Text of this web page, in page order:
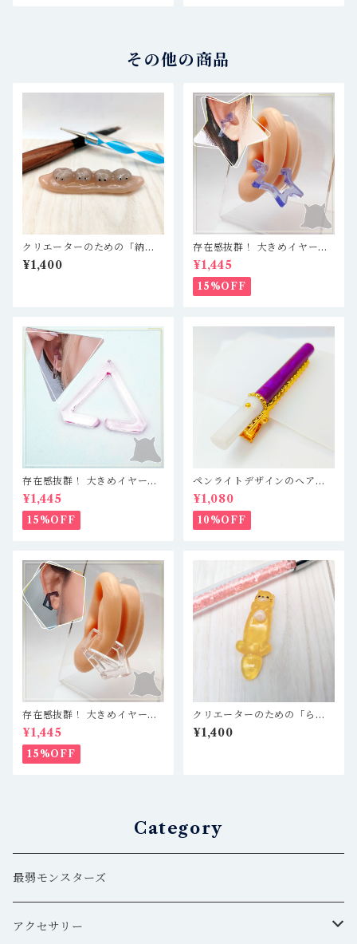
その他の商品
クリエーターのための「納豆
の筆置き」 ＊ レジン作家、
粘土作家、ハンドメイド作
¥1,400
存在感抜群！ 大きめイヤーカ
フ 軽量レジン製で疲れ知らず
☆ クリアブルー／星
¥1,445
15%OFF
存在感抜群！ 大きめイヤーカ
フ 軽量レジン製で疲れ知らず
☆ クリアピンク／三角形
（大）
¥1,445
15%OFF
ペンライトデザインのヘアク
リップ キンブレ 紫 推し
活
¥1,080
10%OFF
存在感抜群！ 大きめイヤーカ
フ 軽量レジン製で疲れ知らず
☆ クリア／五角形
¥1,445
15%OFF
クリエーターのための「らっ
この筆置き」イエロー 黄色
＊ レジン作家、粘土作家、ハ
¥1,400
Category
最弱モンスターズ
アクセサリー